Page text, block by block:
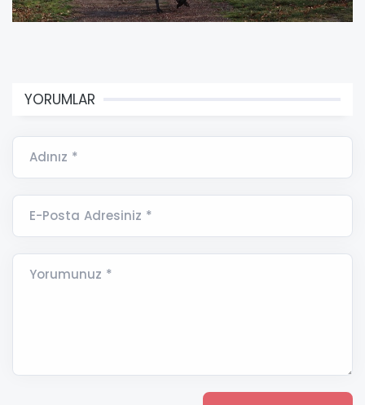
YORUMLAR
Adınız *
E-Posta Adresiniz *
Yorumunuz *